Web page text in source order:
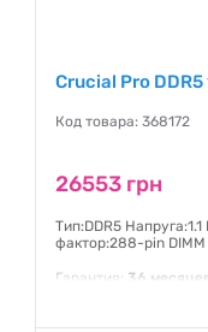
Crucial Pro
Код товара: 368172
26553 грн
Тип:DDR5
фактор:288-pin DIMM
Гарантия: 36